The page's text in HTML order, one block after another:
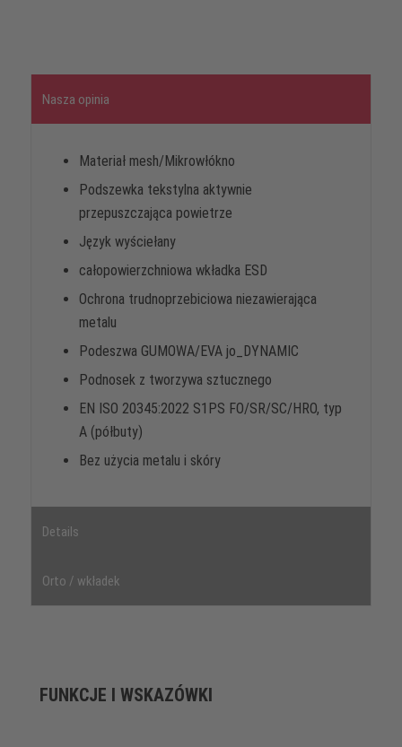
Nasza opinia
Materiał mesh/Mikrowłókno
Podszewka tekstylna aktywnie
przepuszczająca powietrze
Język wyściełany
całopowierzchniowa wkładka ESD
Ochrona trudnoprzebiciowa niezawierająca
metalu
Podeszwa GUMOWA/EVA jo_DYNAMIC
Podnosek z tworzywa sztucznego
EN ISO 20345:2022 S1PS FO/SR/SC/HRO, typ
A (półbuty)
Bez użycia metalu i skóry
Details
Orto / wkładek
FUNKCJE I WSKAZÓWKI